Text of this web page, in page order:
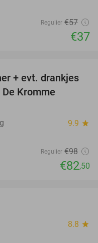
Regulier €57
€37
16%
+ evt. drankjes
Kromme
9.9 star
Regulier €98
€82,50
8.8 star